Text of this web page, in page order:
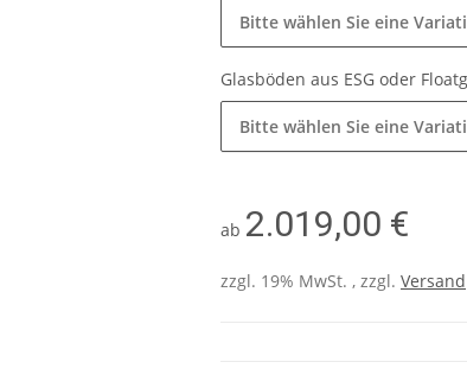
Bitte wählen Sie eine
Glasböden aus ESG oder
Bitte wählen Sie eine
ab 2.019,00 €
zzgl. 19% MwSt. , zzgl. Versand